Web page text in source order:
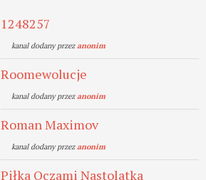
1248257
kanal dodany przezanonim
Roomewolucje
kanal dodany przezanonim
Roman Maximov
kanal dodany przezanonim
Piłka Oczami Nastolatka